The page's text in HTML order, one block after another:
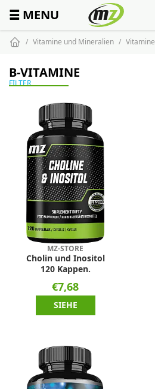
☰ MENU
Vitamine und Mineralien Vitamine
B-VITAMINE
FILTER
MZ-STORE
Cholin und Inositol
120 Kappen.
€7,68
SIEHE